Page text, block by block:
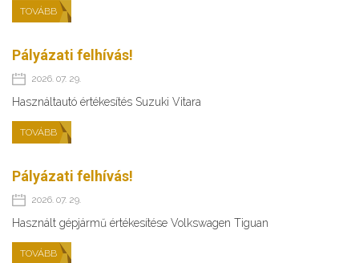
TOVÁBB
Pályázati felhívás!
2026. 07. 29.
Használtautó értékesítés Suzuki Vitara
TOVÁBB
Pályázati felhívás!
2026. 07. 29.
Használt gépjármű értékesítése Volkswagen Tiguan
TOVÁBB